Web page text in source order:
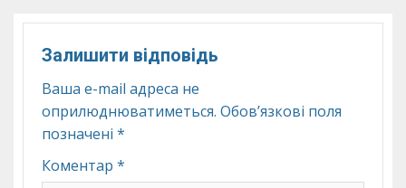
Залишити відповідь
Ваша e-mail адреса не
оприлюднюватиметься. Обов’язкові поля
позначені *
Коментар *